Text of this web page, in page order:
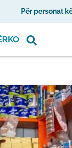
Për personat